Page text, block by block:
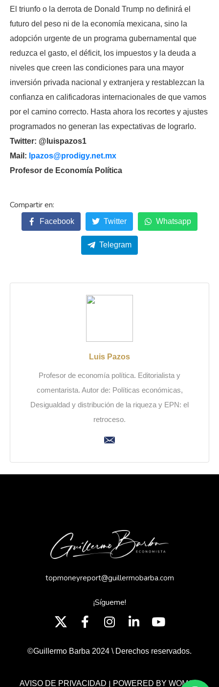
El triunfo o la derrota de Donald Trump no definirá el
futuro del peso ni de la economía mexicana, sino la
adopción urgente de un programa gubernamental que
reduzca el gasto, el déficit, los impuestos y la deuda a
niveles que creen las condiciones para una mayor
inversión privada nacional y extranjera y restablezcan la
confianza en calificadoras internacionales de que vamos
por el camino correcto. Hasta ahora los recortes y ajustes
programados no generan las expectativas de lograrlo.
Twitter: @luispazos1
Mail: lpazos@prodigy.net.mx
Profesor de Economía Política
Facebook Twitter Whatsapp
Telegram
Luis Pazos
Profesor de economía política. Editorialista y
comentarista. Autor de: Políticas económicas,
Desigualdad y distribución de la riqueza y EPN: el
retroceso.
topmoneyreport@guillermobarba.com
¡Sígueme!
©Guillermo Barba 2024 \ Derechos reservados.
AVISO DE PRIVACIDAD | POWERED BY WOMGP